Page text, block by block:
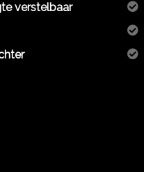
verstelbaar